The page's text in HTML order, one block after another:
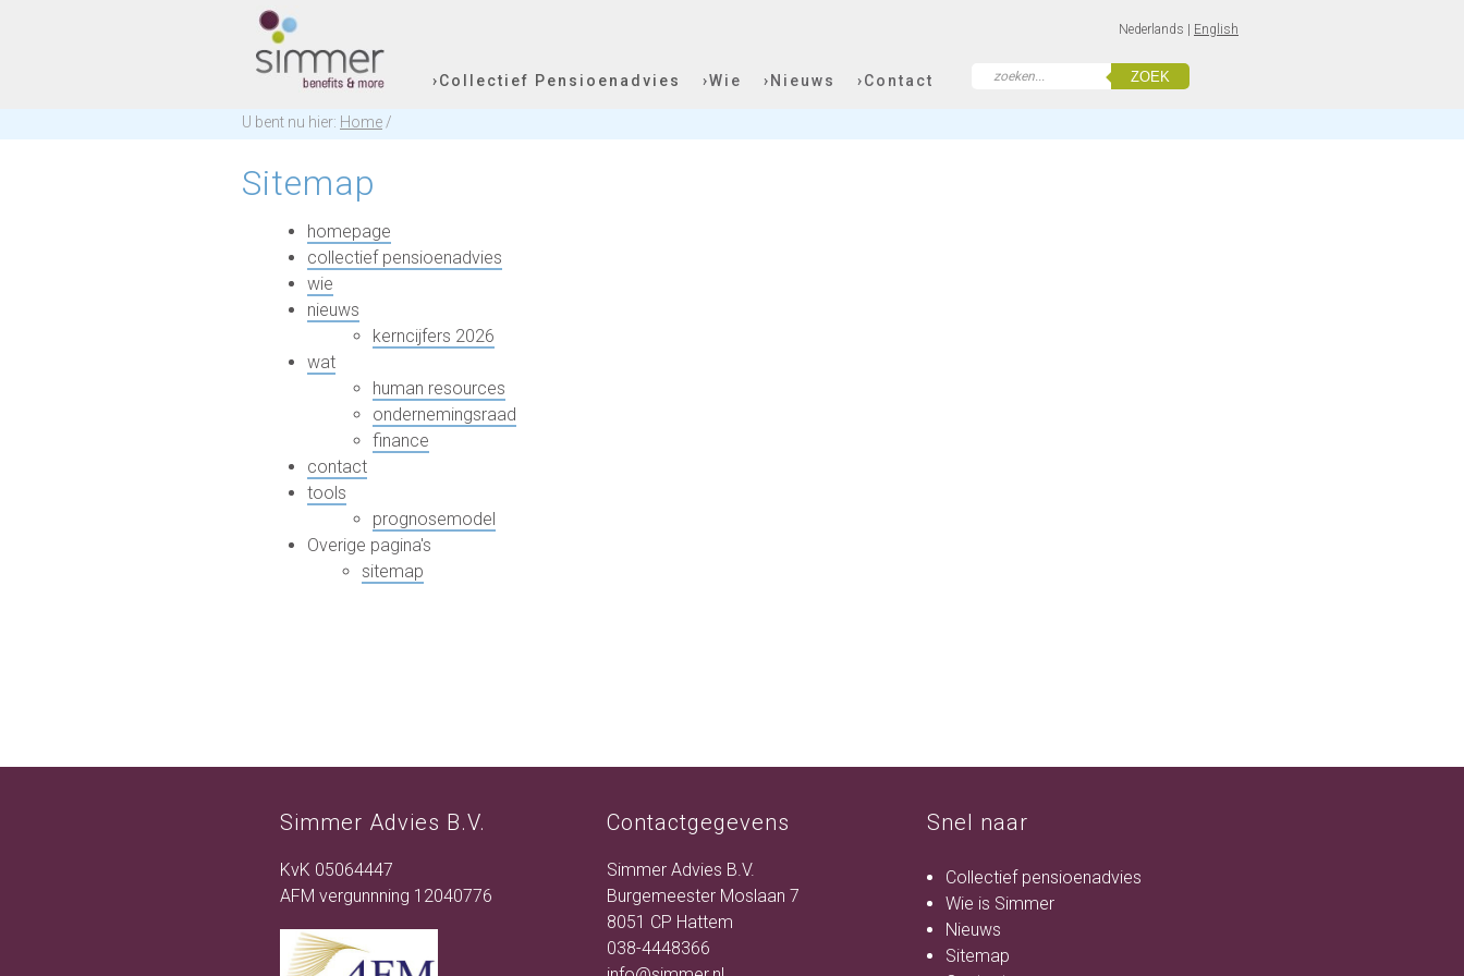
Nederlands | English
›Collectief Pensioenadvies ›Wie ›Nieuws ›Contact ZOEK
U bent nu hier: Home /
Sitemap
homepage
collectief pensioenadvies
wie
nieuws
kerncijfers 2026
wat
human resources
ondernemingsraad
finance
contact
tools
prognosemodel
Overige pagina's
sitemap
Simmer Advies B.V.
KvK 05064447
AFM vergunnning 12040776
Contactgegevens
Simmer Advies B.V.
Burgemeester Moslaan 7
8051 CP Hattem
038-4448366
Snel naar
Collectief pensioenadvies
Wie is Simmer
Nieuws
Sitemap